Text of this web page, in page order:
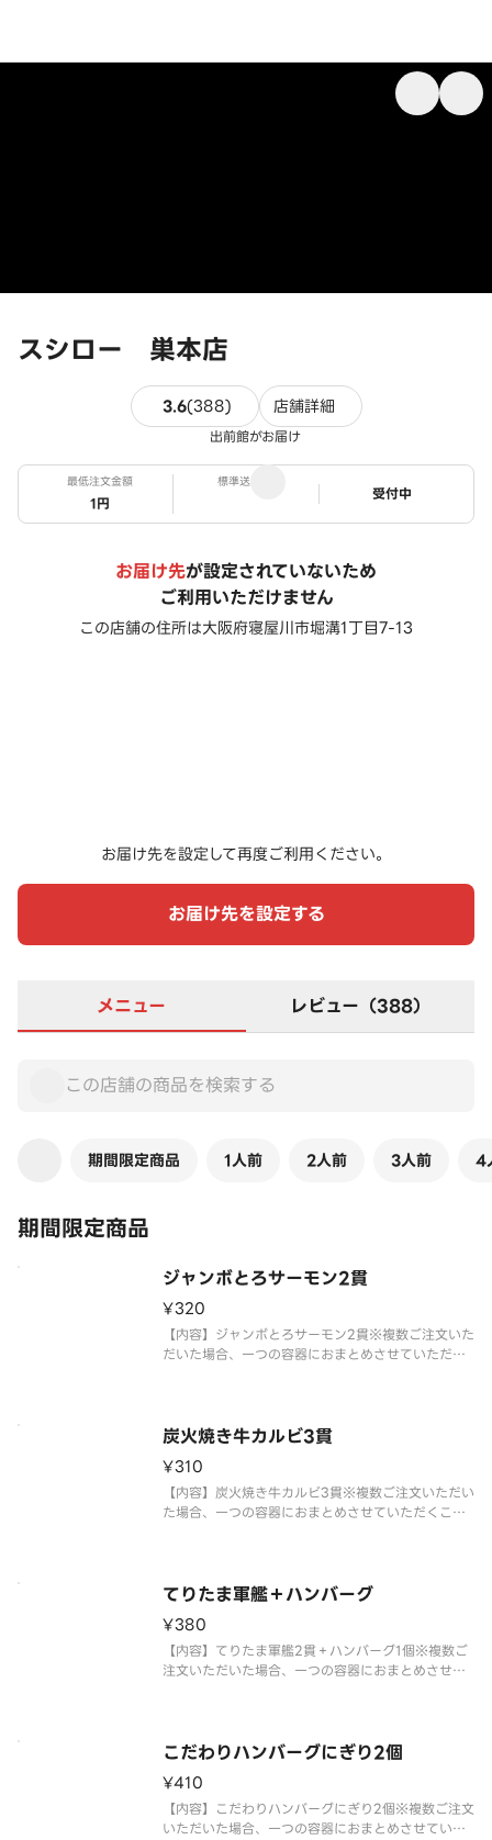
スシロー 巣本店
3.6(388)388件のレビュー
店舗詳細
出前館がお届け
最低注文金額
1円
標準送料
ステータス
受付中
お届け先が設定されていないため
ご利用いただけません
この店舗の住所は大阪府寝屋川市堀溝1丁目7-13
お届け先を設定して再度ご利用ください。
お届け先を設定する
メニュー レビュー（388）
期間限定商品 1人前 2人前 3人前 4
期間限定商品
ジャンボとろサーモン2貫
¥320
【内容】ジャンボとろサーモン2貫※複数ご注文いた
だいた場合、一つの容器におまとめさせていただく
が変更になる場合がございます
炭火焼き牛カルビ3貫
¥310
【内容】炭火焼き牛カルビ3貫※複数ご注文いただい
た場合、一つの容器におまとめさせていただくこと
更になる場合がございます。※
てりたま軍艦＋ハンバーグ
¥380
【内容】てりたま軍艦2貫＋ハンバーグ1個※複数ご
注文いただいた場合、一つの容器におまとめさせて
ッピングが変更になる場合がご
こだわりハンバーグにぎり2個
¥410
【内容】こだわりハンバーグにぎり2個※複数ご注文
いただいた場合、一つの容器におまとめさせていた